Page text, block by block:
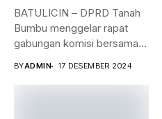
BATULICIN – DPRD Tanah
Bumbu menggelar rapat
gabungan komisi bersama
BYADMIN 17 DESEMBER 2024